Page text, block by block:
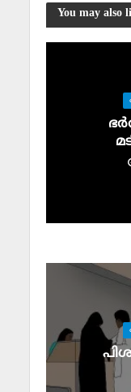
You may also